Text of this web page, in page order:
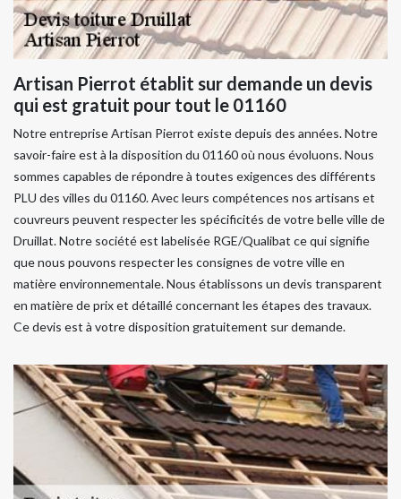
Artisan Pierrot établit sur demande un devis
qui est gratuit pour tout le 01160
Notre entreprise Artisan Pierrot existe depuis des années. Notre
savoir-faire est à la disposition du 01160 où nous évoluons. Nous
sommes capables de répondre à toutes exigences des différents
PLU des villes du 01160. Avec leurs compétences nos artisans et
couvreurs peuvent respecter les spécificités de votre belle ville de
Druillat. Notre société est labelisée RGE/Qualibat ce qui signifie
que nous pouvons respecter les consignes de votre ville en
matière environnementale. Nous établissons un devis transparent
en matière de prix et détaillé concernant les étapes des travaux.
Ce devis est à votre disposition gratuitement sur demande.